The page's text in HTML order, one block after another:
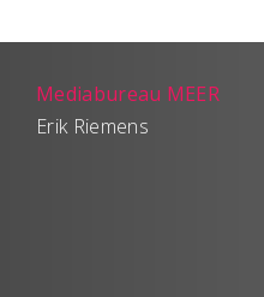
Mediabureau MEER
Erik Riemens